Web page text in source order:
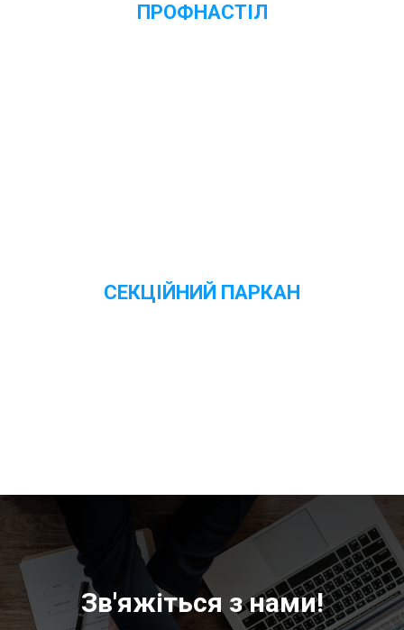
ПРОФНАСТІЛ
СЕКЦІЙНИЙ ПАРКАН
Зв'яжіться з нами!